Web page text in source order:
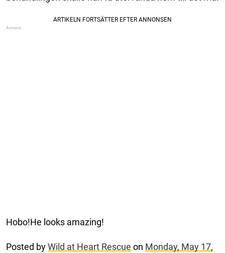
Hobo!He looks amazing!
Posted byWild at Heart Rescue on Monday, May 17,